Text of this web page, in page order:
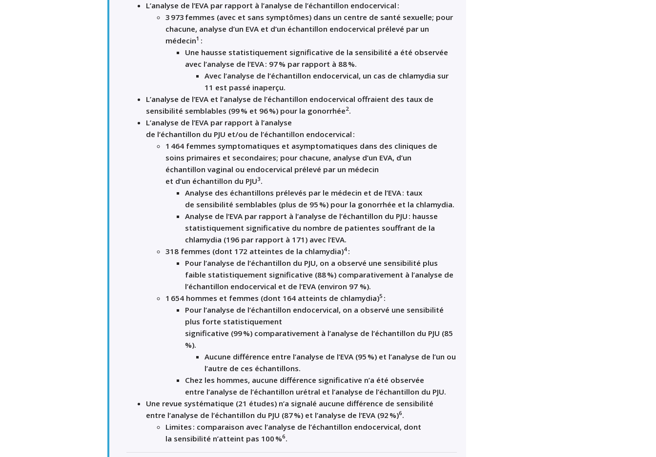
L’analyse de l’EVA par rapport à l’analyse de l’échantillon endocervical :
3 973 femmes (avec et sans symptômes) dans un centre de santé sexuelle; pour
chacune, analyse d’un EVA et d’un échantillon endocervical prélevé par un
médecin1 :
Une hausse statistiquement significative de la sensibilité a été observée
avec l’analyse de l’EVA: 97% par rapport à 88%.
Avec l’analyse de l’échantillon endocervical, un cas de chlamydia sur
11 est passé inaperçu.
L’analyse de l’EVA et l’analyse de l’échantillon endocervical offraient des taux de
sensibilité semblables (99 % et 96 %) pour la gonorrhée2.
L’analyse de l’EVA par rapport à l’analyse
de l’échantillon du PJU et/ou de l’échantillon endocervical :
1 464 femmes symptomatiques et asymptomatiques dans des cliniques de
soins primaires et secondaires; pour chacune, analyse d’un EVA, d’un
échantillon vaginal ou endocervical prélevé par un médecin
et d’un échantillon du PJU3.
Analyse des échantillons prélevés par le médecin et de l’EVA: taux
de sensibilité semblables (plus de 95 %) pour la gonorrhée et la chlamydia.
Analyse de l’EVA par rapport à l’analyse de l’échantillon du PJU : hausse
statistiquement significative du nombre de patientes souffrant de la
chlamydia (196 par rapport à 171) avec l’EVA.
318 femmes (dont 172 atteintes de la chlamydia)4 :
Pour l’analyse de l’échantillon du PJU, on a observé une sensibilité plus
faible statistiquement significative (88 %) comparativement à l’analyse de
l’échantillon endocervical et de l’EVA (environ 97 %).
1 654 hommes et femmes (dont 164 atteints de chlamydia)5 :
Pour l’analyse de l’échantillon endocervical, on a observé une sensibilité
plus forte statistiquement
significative (99%) comparativement à l’analyse de l’échantillon du PJU (85
%).
Aucune différence entre l’analyse de l’EVA (95 %) et l’analyse de l’un ou
l’autre de ces échantillons.
Chez les hommes, aucune différence significative n’a été observée
entre l’analyse de l’échantillon urétral et l’analyse de l’échantillon du PJU.
Une revue systématique (21 études) n’a signalé aucune différence de sensibilité
entre l’analyse de l’échantillon du PJU (87%) et l’analyse de l’EVA (92 %)6.
Limites : comparaison avec l’analyse de l’échantillon endocervical, dont
la sensibilité n’atteint pas 100 %6.